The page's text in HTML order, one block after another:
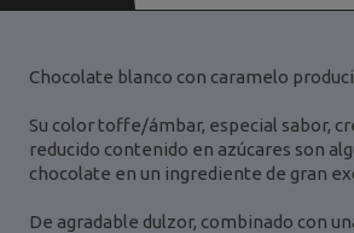
Chocolate blanco con caramelo
Su color toffe/ámbar, especial sabor,
reducido contenido en azúcares son
chocolate en un ingrediente de gran
De agradable dulzor, combinado con